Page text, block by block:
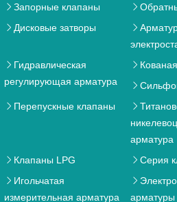
Запорные клапаны 
 Дисковые затворы 
 Гидравлическая
регулирующая арматура


 Перепускные клапаны 
арматура
 Клапаны LPG  Серия
 Игольчатая
измерительная арматура

арматуры